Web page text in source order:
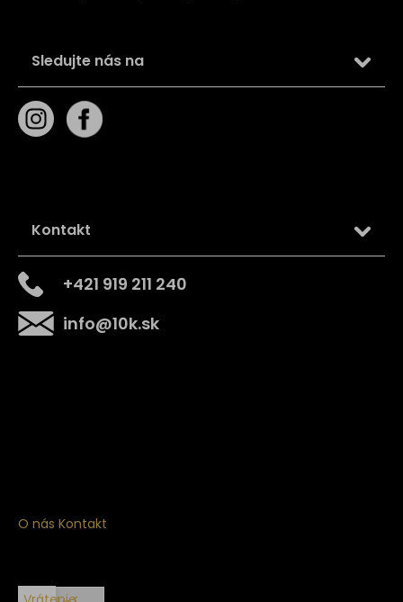
Sledujte nás na
Kontakt
info@10k.sk
+421 919 211 240
O nás Kontakt